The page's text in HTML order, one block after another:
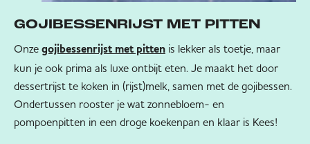
GOJIBESSENRIJST MET PITTEN
Onze gojibessenrijst met pitten is lekker als toetje, maar
kun je ook prima als luxe ontbijt eten. Je maakt het door
dessertrijst te koken in (rijst)melk, samen met de gojibessen.
Ondertussen rooster je wat zonnebloem- en
pompoenpitten in een droge koekenpan en klaar is Kees!